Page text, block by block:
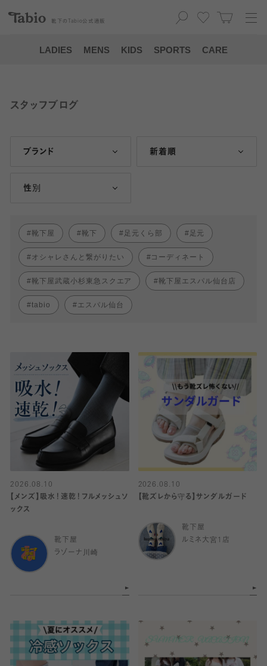
靴下の Tabio 公式通販
LADIES MENS KIDS SPORTS CARE
スタッフブログ
ブランド 新着順
性別
靴下屋 靴下 足元くら部 足元
オシャレさんと繋がりたい コーディネート
靴下屋武蔵小杉東急スクエア 靴下屋エスパル仙台店
tabio エスパル仙台
2026.08.10
【メンズ】吸水！速乾！フルメッシュソ
ックス
靴下屋
ラゾーナ川崎
2026.08.10
【靴ズレから守る】サンダルガード
靴下屋
ルミネ大宮1店